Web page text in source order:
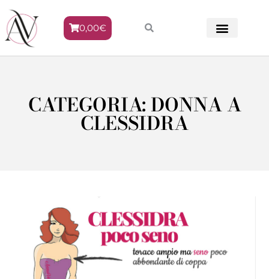
0,00€
CATEGORIA: DONNA A
CLESSIDRA